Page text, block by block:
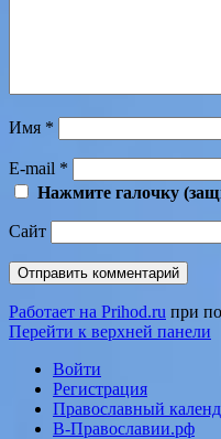
Имя *
E-mail *
Нажмите галочку
Сайт
Работает на Prihod.ru при
Перейти к верхней панели
Войти
Регистрация
Православный
В-Православии.рф